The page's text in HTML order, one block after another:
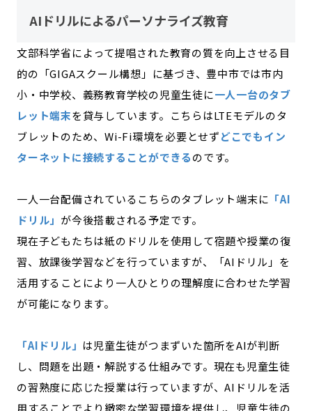
AIドリルによるパーソナライズ教育
文部科学省によって提唱された教育の質を向上させる目
的の「GIGAスクール構想」に基づき、豊中市では市内
小・中学校、義務教育学校の児童生徒に一人一台のタブ
レット端末を貸与しています。こちらはLTEモデルのタ
ブレットのため、Wi-Fi環境を必要とせずどこでもイン
ターネットに接続することができるのです。
一人一台配備されているこちらのタブレット端末に 「AI
ドリル」 が今後搭載される予定です。
現在子どもたちは紙のドリルを使用して宿題や授業の復
習、放課後学習などを行っていますが、「AIドリル」を
活用することにより一人ひとりの理解度に合わせた学習
が可能になります。
「AIドリル」 は児童生徒がつまずいた箇所をAIが判断
し、問題を出題・解説する仕組みです。現在も児童生徒
の習熟度に応じた授業は行っていますが、AIドリルを活
用することでより緻密な学習環境を提供し、児童生徒の